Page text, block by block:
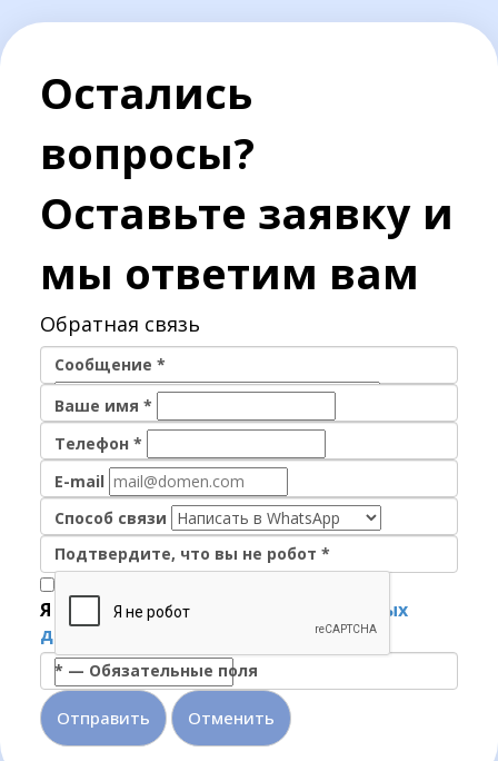
Остались
вопросы?
Оставьте заявку и
мы ответим вам
Обратная связь
Сообщение *
Ваше имя *
Телефон *
E-mail
Способ связи
Подтвердите, что вы не робот *
Я согласен наобработку персональных
данных
* — Обязательные поля
Отменить